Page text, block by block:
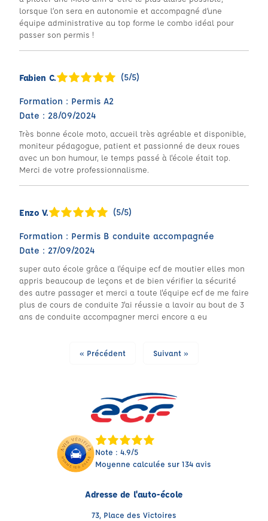
lorsque l’on sera en autonomie et accompagné d’une
équipe administrative au top forme le combo idéal pour
passer son permis !
Fabien C. (5/5)
Formation : Permis A2
Date : 28/09/2024
Très bonne école moto, accueil très agréable et disponible,
moniteur pédagogue, patient et passionné de deux roues
avec un bon humour, le temps passé à l'école était top.
Merci de votre professionnalisme.
Enzo V. (5/5)
Formation : Permis B conduite accompagnée
Date : 27/09/2024
super auto école grâce a l'équipe ecf de moutier elles mon
appris beaucoup de leçons et de bien vérifier la sécurité
des autre passager et merci a toute l'équipe ecf de me faire
plus de cours de conduite J'ai réussie a lavoir au bout de 3
ans de conduite accompagner merci encore a eu
« Précédent Suivant »
Note : 4.9/5
Moyenne calculée sur 134 avis
Adresse de l'auto-école
73, Place des Victoires